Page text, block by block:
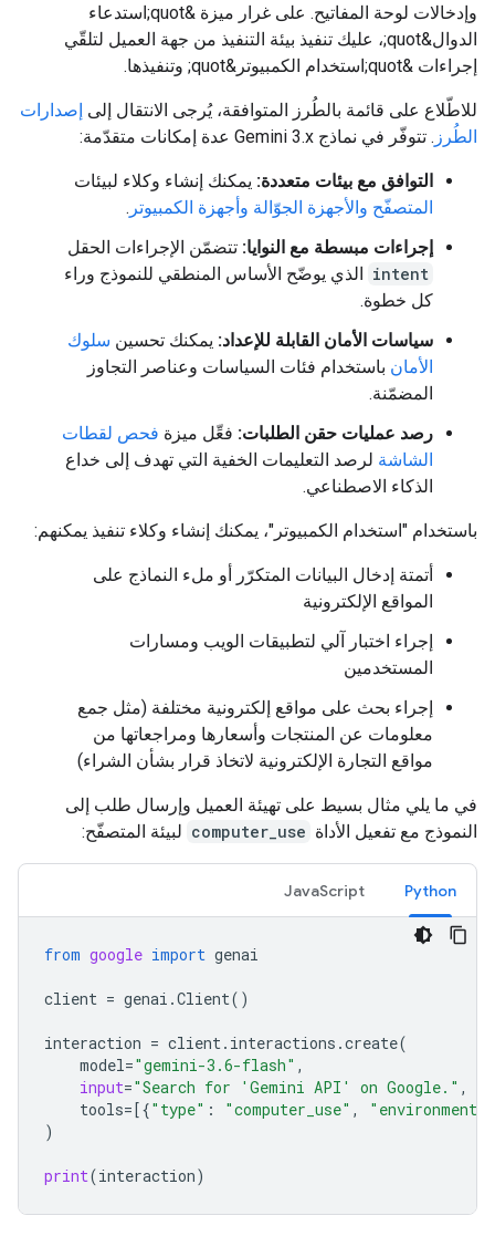
وإدخالات لوحة المفاتيح. على غرار ميزة &quot;استدعاء
الدوال&quot;، عليك تنفيذ بيئة التنفيذ من جهة العميل لتلقّي
إجراءات &quot;استخدام الكمبيوتر&quot; وتنفيذها.
للاطّلاع على قائمة بالطُرز المتوافقة، يُرجى الانتقال إلى إصدارات
الطُرز . تتوفّر في نماذج Gemini 3.x عدة إمكانات متقدّمة:
التوافق مع بيئات متعددة: يمكنك إنشاء وكلاء لبيئات
المتصفّح والأجهزة الجوّالة وأجهزة الكمبيوتر .
إجراءات مبسطة مع النوايا: تتضمّن الإجراءات الحقل
intent الذي يوضّح الأساس المنطقي للنموذج وراء
كل خطوة.
سياسات الأمان القابلة للإعداد: يمكنك تحسين سلوك
الأمان باستخدام فئات السياسات وعناصر التجاوز
المضمّنة.
رصد عمليات حقن الطلبات: فعِّل ميزة فحص لقطات
الشاشة لرصد التعليمات الخفية التي تهدف إلى خداع
الذكاء الاصطناعي.
باستخدام "استخدام الكمبيوتر"، يمكنك إنشاء وكلاء تنفيذ يمكنهم:
أتمتة إدخال البيانات المتكرّر أو ملء النماذج على
المواقع الإلكترونية
إجراء اختبار آلي لتطبيقات الويب ومسارات
المستخدمين
إجراء بحث على مواقع إلكترونية مختلفة (مثل جمع
معلومات عن المنتجات وأسعارها ومراجعاتها من
مواقع التجارة الإلكترونية لاتخاذ قرار بشأن الشراء)
في ما يلي مثال بسيط على تهيئة العميل وإرسال طلب إلى
النموذج مع تفعيل الأداة computer_use لبيئة المتصفّح:
Python
JavaScript
from google import genai
client = genai .Client()
interaction = client. interactions .create(
model="gemini-3.6-flash" ,
input="Search for 'Gemini API' on Google." ,
tools=[{"type" : "computer_use" , "environment"
)
print(interaction)